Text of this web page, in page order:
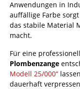
Anwendungen in
auffällige Farbe
das stabile Material
macht.
Für eine
Plombenzange
Modell 25/000“
dauerhaft